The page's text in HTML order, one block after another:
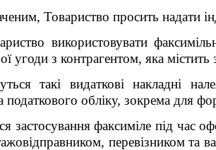
Товариство просить надати
використовувати
угоди з контрагентом, яка
такі видаткові накладні
податкового обліку, зокрема для
застосування факсиміле під час
перевізником та